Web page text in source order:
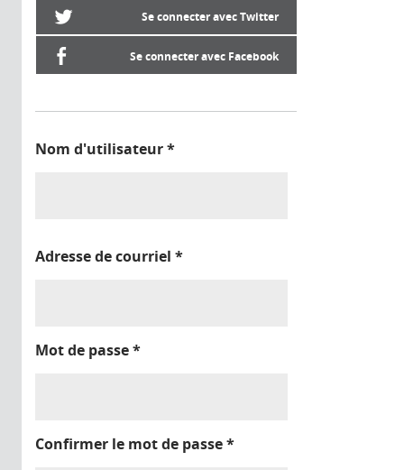
Se connecter avec Twitter
Se connecter avec Facebook
Nom d'utilisateur*
Adresse de courriel *
Mot de passe*
Confirmer le mot de passe*